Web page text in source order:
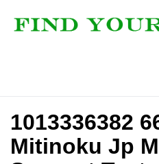
1013336382
Mitinoku Jp